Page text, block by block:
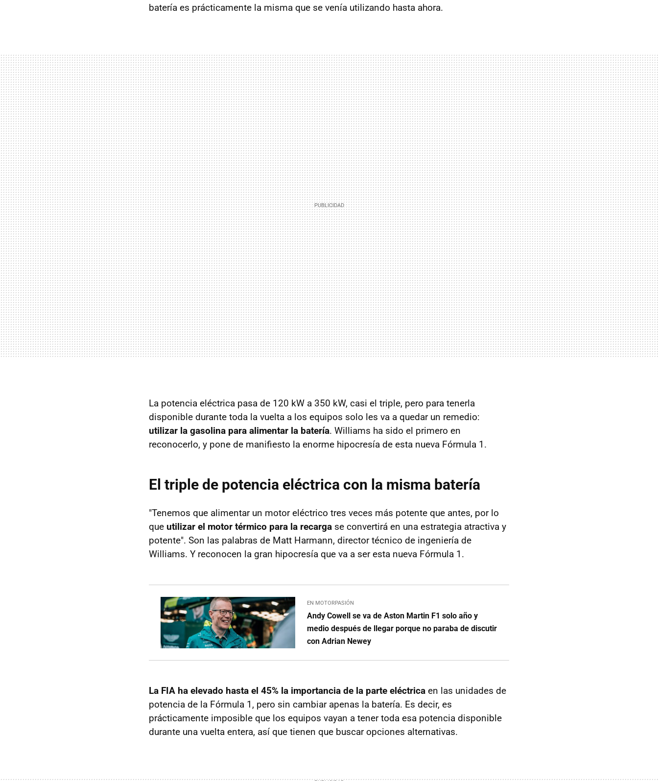
batería es prácticamente la misma que se venía utilizando hasta ahora.
La potencia eléctrica pasa de 120 kW a 350 kW, casi el triple, pero para tenerla
disponible durante toda la vuelta a los equipos solo les va a quedar un remedio:
utilizar la gasolina para alimentar la batería. Williams ha sido el primero en
reconocerlo, y pone de manifiesto la enorme hipocresía de esta nueva Fórmula 1.
El triple de potencia eléctrica con la misma batería
"Tenemos que alimentar un motor eléctrico tres veces más potente que antes, por lo
que utilizar el motor térmico para la recarga se convertirá en una estrategia atractiva y
potente". Son las palabras de Matt Harmann, director técnico de ingeniería de
Williams. Y reconocen la gran hipocresía que va a ser esta nueva Fórmula 1.
EN MOTORPASIÓN
Andy Cowell se va de Aston Martin F1 solo año y
medio después de llegar porque no paraba de discutir
con Adrian Newey
La FIA ha elevado hasta el 45% la importancia de la parte eléctrica en las unidades de
potencia de la Fórmula 1, pero sin cambiar apenas la batería. Es decir, es
prácticamente imposible que los equipos vayan a tener toda esa potencia disponible
durante una vuelta entera, así que tienen que buscar opciones alternativas.